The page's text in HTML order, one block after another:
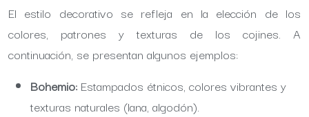
El estilo decorativo se refleja en la elección de los
colores, patrones y texturas de los cojines. A
continuación, se presentan algunos ejemplos:
Bohemio: Estampados étnicos, colores vibrantes y
texturas naturales (lana, algodón).